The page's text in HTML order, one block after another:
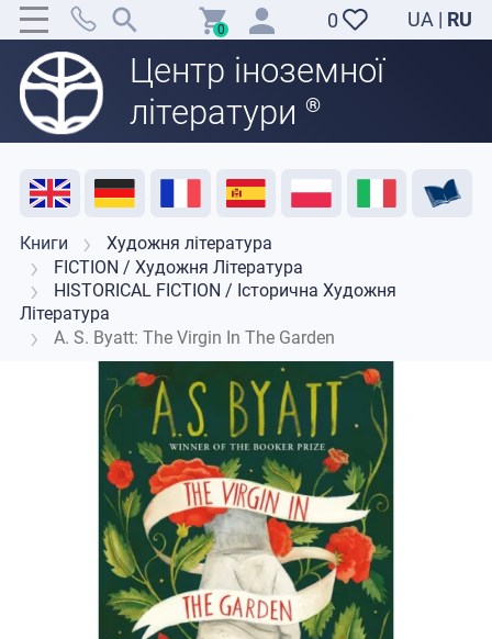
0 UA | RU
Центр іноземної
літератури ®
0
Акція Розпродаж Відгуки Підтримка викладачів
Книги
Художня література
FICTION / Художня Література
HISTORICAL FICTION / Історична Художня
Література
A. S. Byatt: The Virgin In The Garden